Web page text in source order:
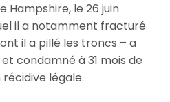
Hampshire, le 26 juin
il a notamment fracturé
il a pillé les troncs – a
condamné à 31 mois de
légale.